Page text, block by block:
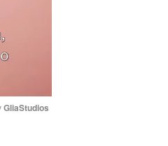
GliaStudios